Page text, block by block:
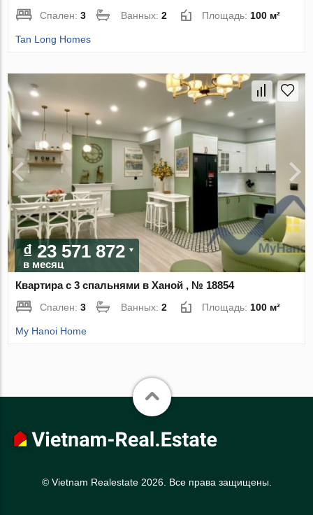
Спален:3 Ванных:2 Площадь: 100 м²
Tan Long Homes
₫ 23 571 872
в месяц
Квартира с 3 спальнями в Ханой , № 18854
Спален:3 Ванных:2 Площадь: 100 м²
My Hanoi Home
© Vietnam Realestate 2026. Все права защищены.